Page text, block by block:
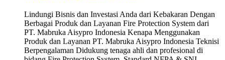
Lindungi Bisnis dan Investasi Anda dari Kebakaran Dengan
Berbagai Produk dan Layanan Fire Protection System dari
PT. Mabruka Aisypro Indonesia Kenapa Menggunakan
Produk dan Layanan PT. Mabruka Aisypro Indonesia Teknisi
Berpengalaman Didukung tenaga ahli dan profesional di